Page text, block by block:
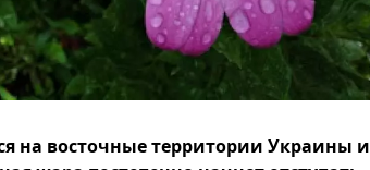
на восточные территории Украины и